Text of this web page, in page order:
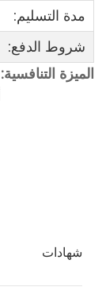
مدة التسليم:
شروط الدفع:
الميزة التنافسية:
شهادات